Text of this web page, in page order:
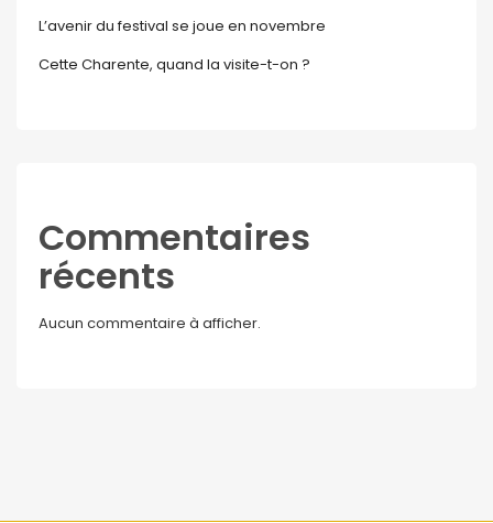
L’avenir du festival se joue en novembre
Cette Charente, quand la visite-t-on ?
Commentaires
récents
Aucun commentaire à afficher.